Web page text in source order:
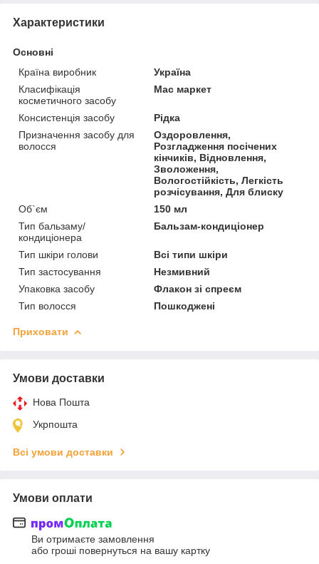
Характеристики
Основні
Країна виробник
Україна
Класифікація
косметичного засобу
Мас маркет
Консистенція засобу
Рідка
Призначення засобу для
волосся
Оздоровлення,
Розгладження посічених
кінчиків, Відновлення,
Зволоження,
Вологостійкість, Легкість
розчісування, Для блиску
Об`єм
150 мл
Тип бальзаму/
кондиціонера
Бальзам-кондиціонер
Тип шкіри голови
Всі типи шкіри
Тип застосування
Незмивний
Упаковка засобу
Флакон зі спреєм
Тип волосся
Пошкоджені
Приховати
Умови доставки
Нова Пошта
Укрпошта
Всі умови доставки
Умови оплати
Ви отримаєте замовлення
або гроші повернуться на вашу картку